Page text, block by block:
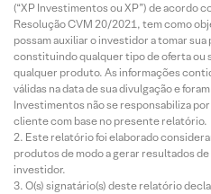
(“XP Investimentos ou XP”) de acordo
Resolução CVM 20/2021, tem como
possam auxiliar o investidor a tomar
constituindo qualquer tipo de oferta ou
qualquer produto. As informações
válidas na data de sua divulgação e
Investimentos não se responsabiliza
cliente com base no presente relatório.
Este relatório foi elaborado
produtos de modo a gerar resultados
investidor.
O(s) signatário(s) deste relatório